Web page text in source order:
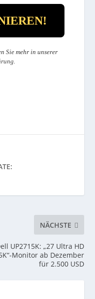
Sie mehr in unserer
.
NÄCHSTE
UP2715K: „27 Ultra HD
Monitor ab Dezember
für 2.500 USD